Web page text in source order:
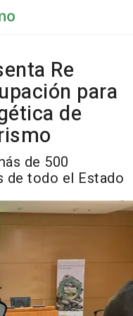
Re
para
de
de 500
de todo el Estado